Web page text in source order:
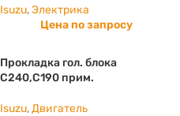
Isuzu,Электрика
Цена по запросу
Прокладка гол. блока
C240,C190 прим.
Isuzu,Двигатель